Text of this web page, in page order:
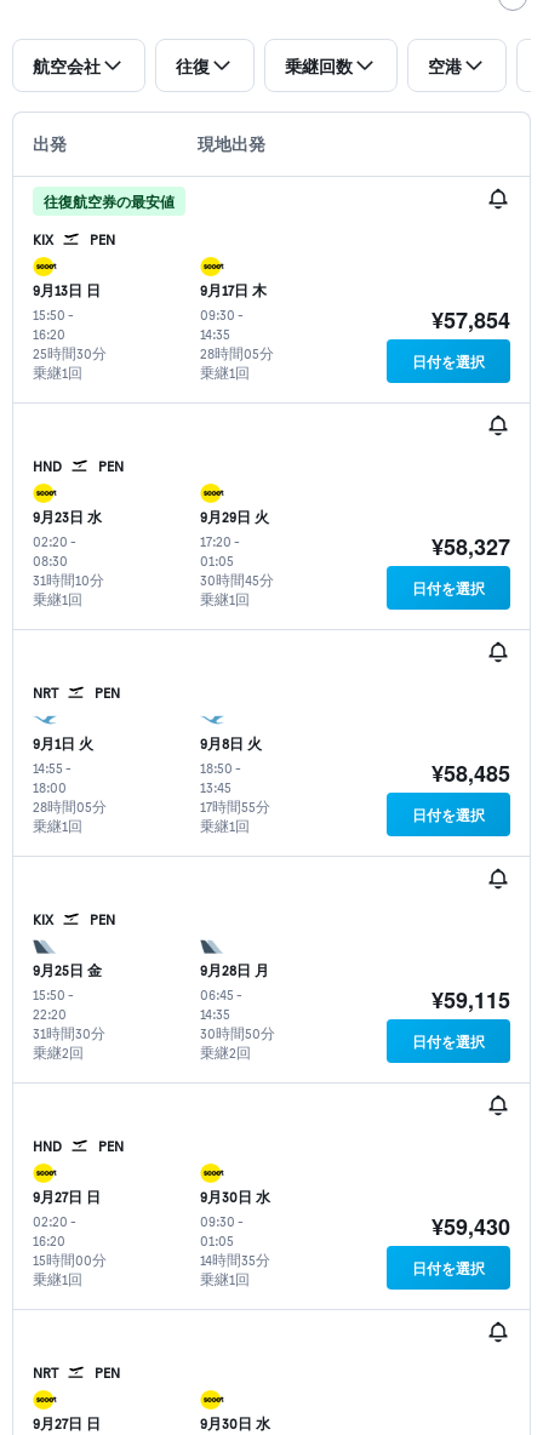
航空会社 往復 乗継回数 空港
出発 現地出発
往復航空券の最安値
KIX PEN
9月13日 日
15:50 -
16:20
乗継1回
25時間30分
9月17日 木
09:30 -
14:35
乗継1回
28時間05分
¥57,854
日付を選択
HND PEN
9月23日 水
02:20 -
08:30
乗継1回
31時間10分
9月29日 火
17:20 -
01:05
乗継1回
30時間45分
¥58,327
日付を選択
NRT PEN
9月1日 火
14:55 -
18:00
乗継1回
28時間05分
9月8日 火
18:50 -
13:45
乗継1回
17時間55分
¥58,485
日付を選択
KIX PEN
9月25日 金
15:50 -
22:20
乗継2回
31時間30分
9月28日 月
06:45 -
14:35
乗継2回
30時間50分
¥59,115
日付を選択
HND PEN
9月27日 日
02:20 -
16:20
乗継1回
15時間00分
9月30日 水
09:30 -
01:05
乗継1回
14時間35分
¥59,430
日付を選択
NRT PEN
9月27日 日
9月30日 水